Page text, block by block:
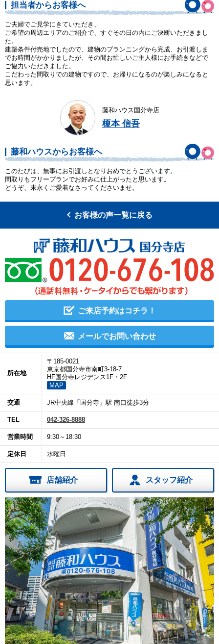
担当者からお客様へ
ご夫婦でご見学にきていただき、
ご希望の周辺エリアのご紹介で、すぐその日の内にご決断いただきまし
た。
建築条件付売地でしたので、建物のプランニングから完成、お引渡しま
でお時間がかかりましたが、その間お忙しいご主人様にお手続きなどで
ご協力いただきました。
こだわった間取りでの建物ですので、お帰りになるのが楽しみになると
思います。
藤和ハウス国分寺店
榎本 信吾
藤和ハウスからお客様へ
このたびは、無事にお引渡しとなりおめでとうございます。
間取りもフリープランでお好みに仕上がったと思います。
どうぞ、末永くご愛着なさってくださいませ。
お客様の声一覧に戻る
ご来店予約はコチラ！
メールでお問い合わせ
所在地
〒185-0021
東京都国分寺市南町3-18-7
HF国分寺レジデンス1F・2F
MAP
交通 JR中央線「国分寺」駅 南口徒歩3分
TEL 042-326-8888
営業時間 9:30～18:30
定休日 水曜日
店舗紹介 スタッフ紹介